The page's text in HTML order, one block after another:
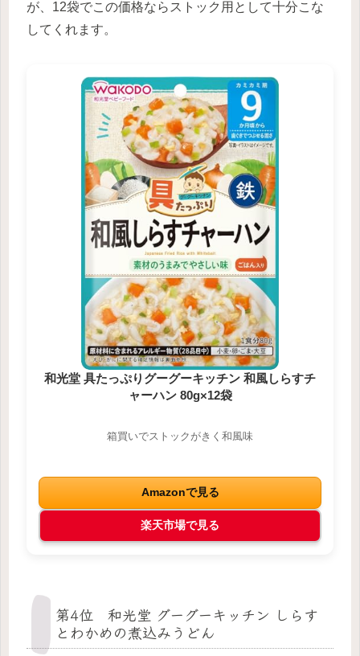
が、12袋でこの価格ならストック用として十分こな
してくれます。
和光堂 具たっぷりグーグーキッチン 和風しらすチ
ャーハン 80g×12袋
箱買いでストックがきく和風味
Amazonで見る
楽天市場で見る
第4位 和光堂 グーグーキッチン しらす
とわかめの煮込みうどん